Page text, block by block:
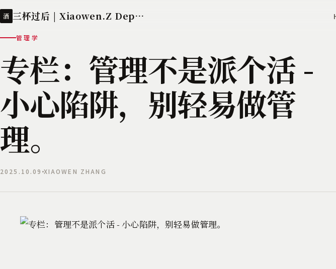
酒 三杯过后 | Xiaowen.Z Deployed
管理学
专栏：管理不是派个活 -
小心陷阱，别轻易做管
理。
2025.10.09 XIAOWEN ZHANG